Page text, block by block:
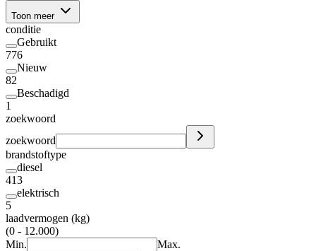
Toon meer
conditie
Gebruikt
776
Nieuw
82
Beschadigd
1
zoekwoord
zoekwoord
brandstoftype
diesel
413
elektrisch
5
laadvermogen (kg)
(0 - 12.000)
Min.
Max.